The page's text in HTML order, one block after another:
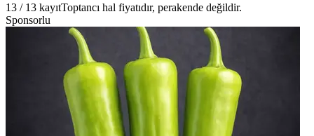
13 / 13 kayıtToptancı hal fiyatıdır, perakende değildir.
Sponsorlu